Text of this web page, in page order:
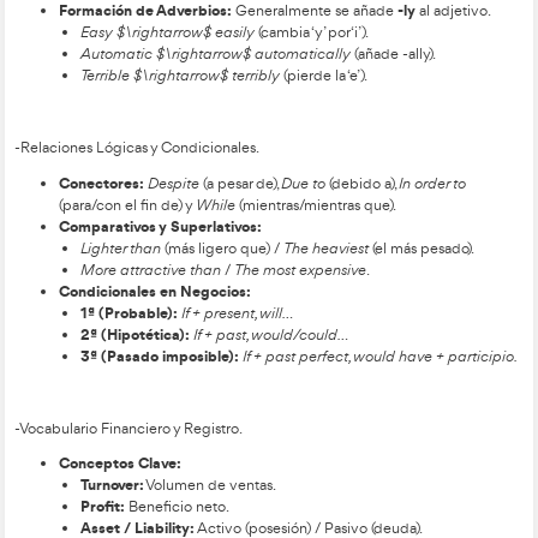
Recursos Gramaticales y
Lingüísticos en el Grado
en Transporte y Logística.
-Gramática y Tiempos Verbales.
Presente:ElSimplese usa para hábitos y el
para acciones actuales.
Present Perfect:(have/has
presente. Se usa con
(duración:for 3 years).
Estilo Indirecto (Reported Speech): Se usa para